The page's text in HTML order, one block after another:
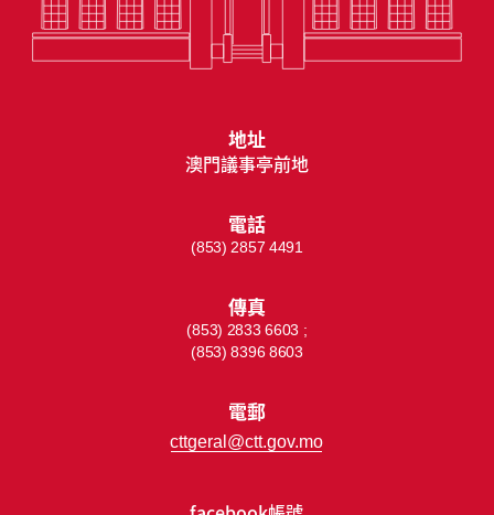
地址
澳門議事亭前地
電話
(853) 2857 4491
傳真
(853) 2833 6603 ;
(853) 8396 8603
電郵
cttgeral@ctt.gov.mo